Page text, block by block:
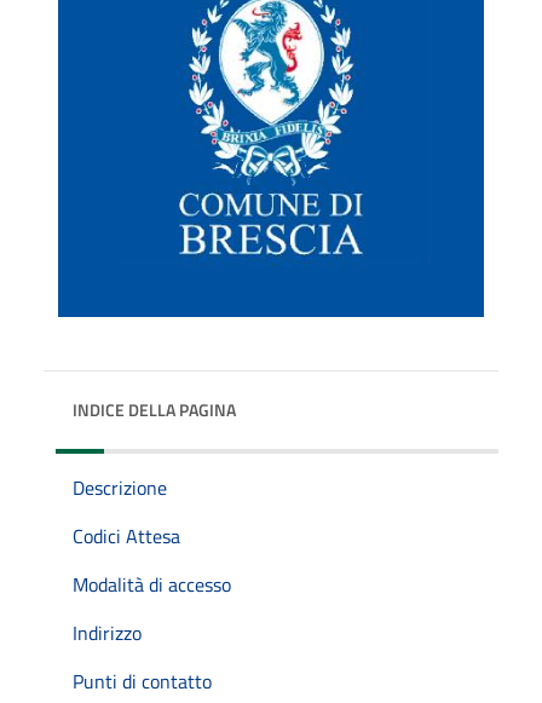
INDICE DELLA PAGINA
Descrizione
Codici Attesa
Modalità di accesso
Indirizzo
Punti di contatto